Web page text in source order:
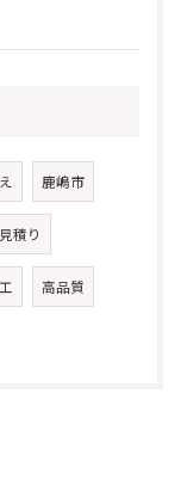
鹿嶋市
見積り
高品質